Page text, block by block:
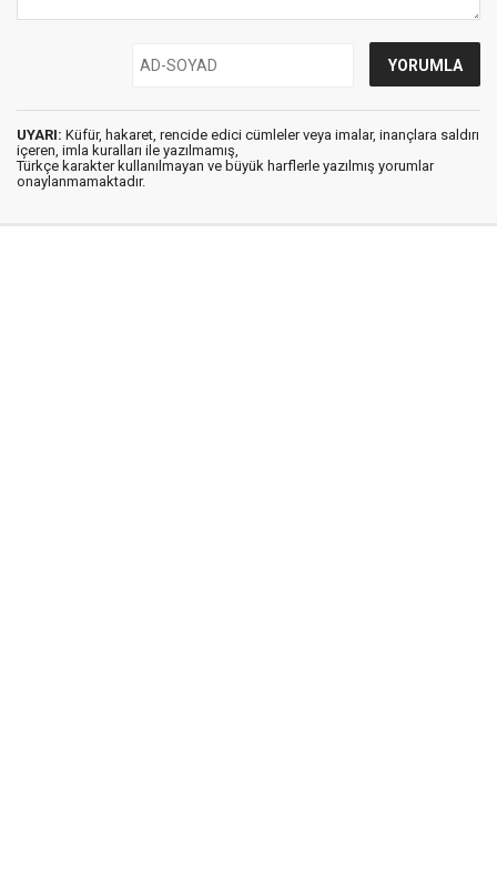
UYARI: Küfür, hakaret, rencide edici cümleler veya imalar, inançlara saldırı
içeren, imla kuralları ile yazılmamış,
Türkçe karakter kullanılmayan ve büyük harflerle yazılmış yorumlar
onaylanmamaktadır.